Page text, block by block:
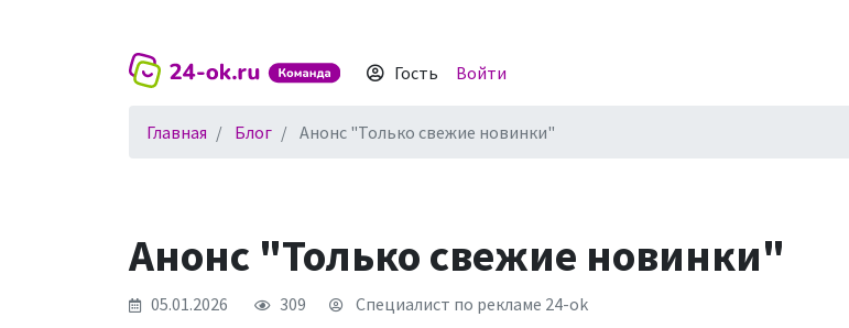
Гость Войти
Главная Блог Анонс "Только свежие новинки"
Анонс "Только свежие новинки"
05.01.2026 309 Специалист по рекламе 24-ok